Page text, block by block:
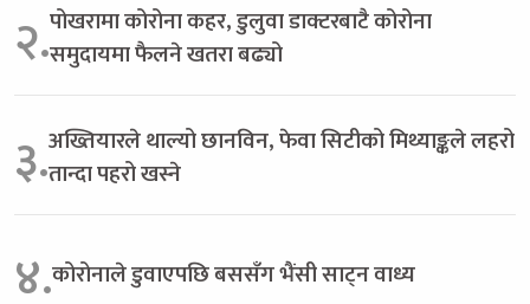
२.पोखरामा कोरोना कहर, डुलुवा डाक्टरबाटै कोरोना
समुदायमा फैलने खतरा बढ्यो
३.अख्तियारले थाल्यो छानविन, फेवा सिटीको मिथ्याङ्कले लहरो
तान्दा पहरो खस्ने
४.कोरोनाले डुवाएपछि बससँग भैंसी साट्न वाध्य